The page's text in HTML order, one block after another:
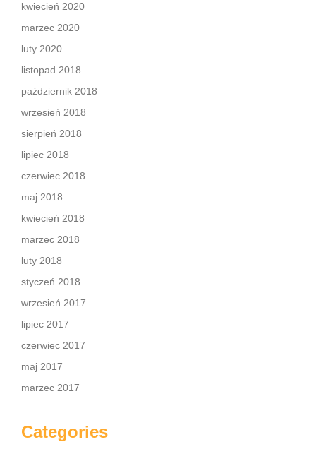
kwiecień 2020
marzec 2020
luty 2020
listopad 2018
październik 2018
wrzesień 2018
sierpień 2018
lipiec 2018
czerwiec 2018
maj 2018
kwiecień 2018
marzec 2018
luty 2018
styczeń 2018
wrzesień 2017
lipiec 2017
czerwiec 2017
maj 2017
marzec 2017
Categories